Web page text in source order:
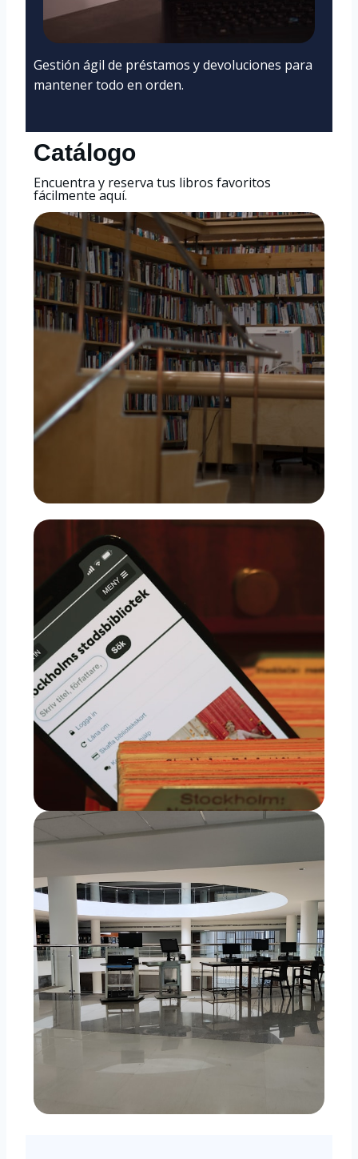
Gestión ágil de préstamos y devoluciones para
mantener todo en orden.
Catálogo
Encuentra y reserva tus libros favoritos
fácilmente aquí.